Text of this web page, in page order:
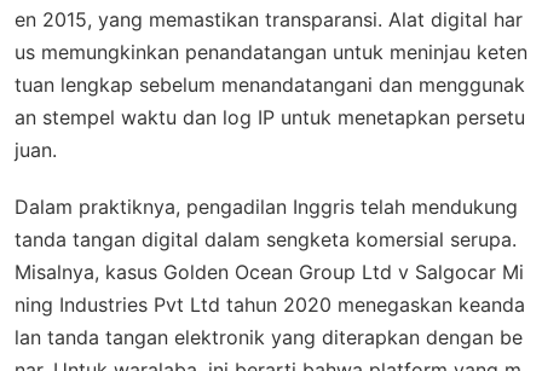
en 2015, yang memastikan transparansi. Alat digital har
us memungkinkan penandatangan untuk meninjau keten
tuan lengkap sebelum menandatangani dan menggunak
an stempel waktu dan log IP untuk menetapkan persetu
juan.
Dalam praktiknya, pengadilan Inggris telah mendukung
tanda tangan digital dalam sengketa komersial serupa.
Misalnya, kasus Golden Ocean Group Ltd v Salgocar Mi
ning Industries Pvt Ltd tahun 2020 menegaskan keanda
lan tanda tangan elektronik yang diterapkan dengan be